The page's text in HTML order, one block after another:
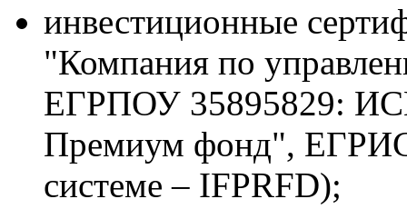
инвестиционные
"Компания по
ЕГРПОУ 35895829:
Премиум фонд",
системе – IFPRFD);